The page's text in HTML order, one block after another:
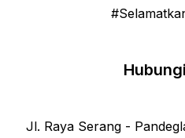
Jl. Raya Serang -